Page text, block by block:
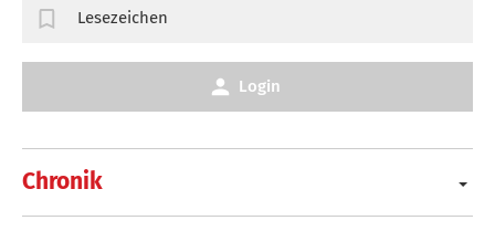
Chronik
Lesezeichen
Login